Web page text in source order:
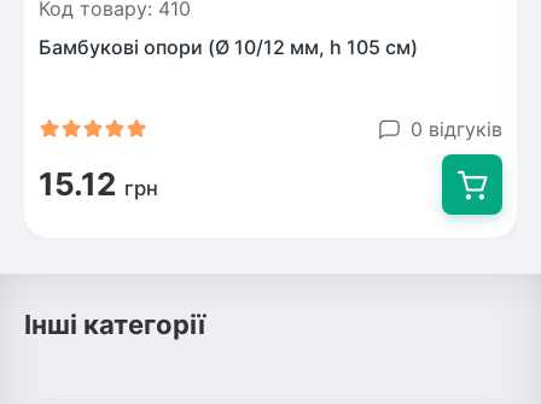
Код товару: 410
Бамбукові опори (Ø 10/12 мм, h 105 см)
0 відгуків
15.12 грн
Інші категорії